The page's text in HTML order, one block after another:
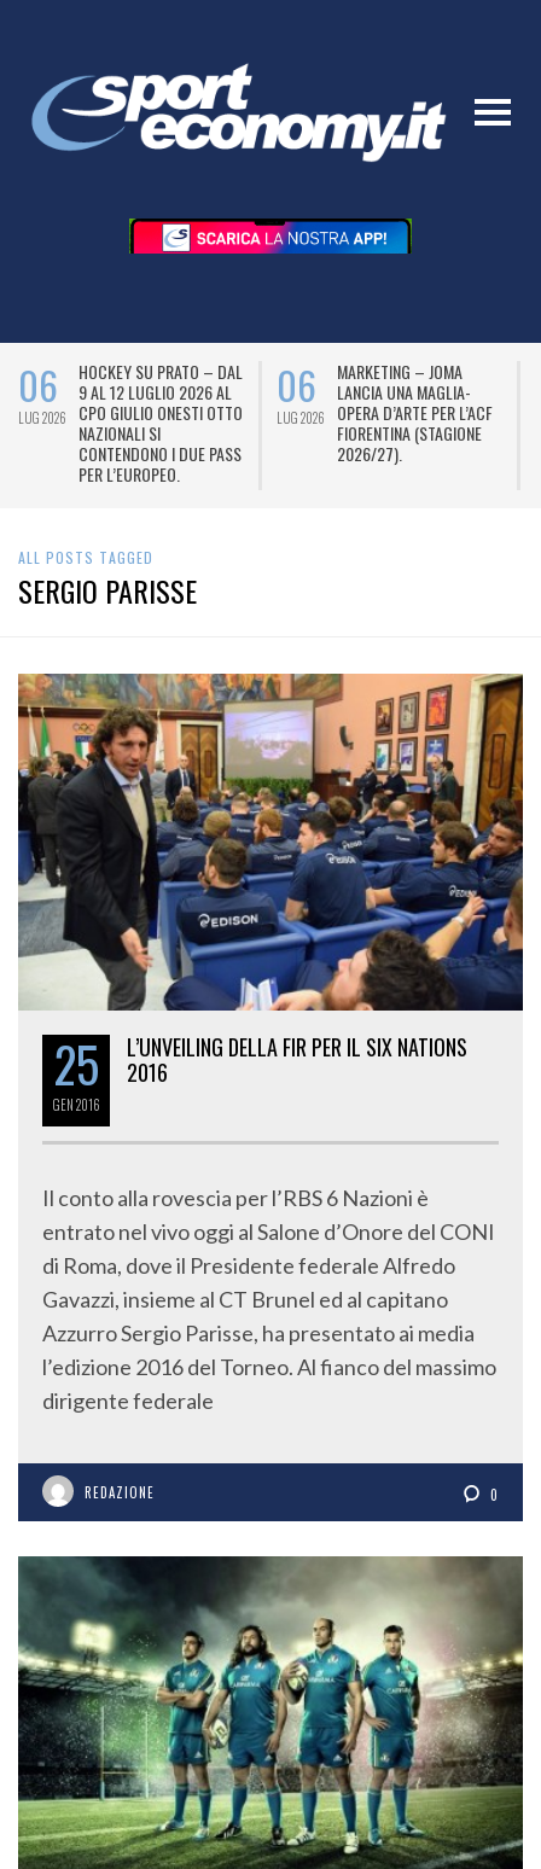
06
LUG 2026
HOCKEY SU PRATO – DAL
9 AL 12 LUGLIO 2026 AL
CPO GIULIO ONESTI OTTO
NAZIONALI SI
CONTENDONO I DUE PASS
PER L’EUROPEO.
06
LUG 2026
MARKETING – JOMA
LANCIA UNA MAGLIA-
OPERA D’ARTE PER L’ACF
FIORENTINA (STAGIONE
2026/27).
ALL POSTS TAGGED
SERGIO PARISSE
25
GEN2016
L’UNVEILING DELLA FIR PER IL SIX NATIONS
2016
Il conto alla rovescia per l’RBS 6 Nazioni è
entrato nel vivo oggi al Salone d’Onore del CONI
di Roma, dove il Presidente federale Alfredo
Gavazzi, insieme al CT Brunel ed al capitano
Azzurro Sergio Parisse, ha presentato ai media
l’edizione 2016 del Torneo. Al fianco del massimo
dirigente federale
REDAZIONE 0